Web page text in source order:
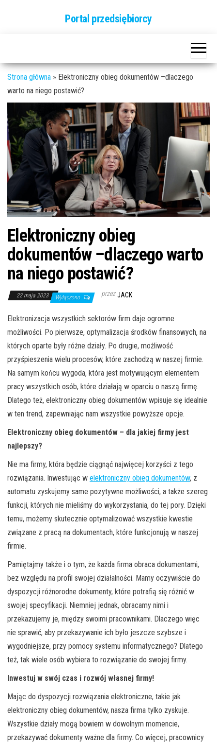
Portal przedsiębiorcy
Strona główna » Elektroniczny obieg dokumentów –dlaczego
warto na niego postawić?
Elektroniczny obieg
dokumentów –dlaczego warto
na niego postawić?
22 maja 2023 Wyłączono przez JACK
Elektronizacja wszystkich sektorów firm daje ogromne
możliwości. Po pierwsze, optymalizacja środków finansowych, na
których oparte były różne działy. Po drugie, możliwość
przyśpieszenia wielu procesów, które zachodzą w naszej firmie.
Na samym końcu wygoda, która jest motywującym elementem
pracy wszystkich osób, które działają w oparciu o naszą firmę.
Dlatego też, elektroniczny obieg dokumentów wpisuje się idealnie
w ten trend, zapewniając nam wszystkie powyższe opcje.
Elektroniczny obieg dokumentów – dla jakiej firmy jest
najlepszy?
Nie ma firmy, która będzie ciągnąć najwięcej korzyści z tego
rozwiązania. Inwestując w elektroniczny obieg dokumentów, z
automatu zyskujemy same pozytywne możliwości, a także szereg
funkcji, których nie mieliśmy do wykorzystania, do tej pory. Dzięki
temu, możemy skutecznie optymalizować wszystkie kwestie
związane z pracą na dokumentach, które funkcjonują w naszej
firmie.
Pamiętajmy także i o tym, że każda firma obraca dokumentami,
bez względu na profil swojej działalności. Mamy oczywiście do
dyspozycji różnorodne dokumenty, które potrafią się różnić w
swojej specyfikacji. Niemniej jednak, obracamy nimi i
przekazujemy je, między swoimi pracownikami. Dlaczego więc
nie sprawić, aby przekazywanie ich było jeszcze szybsze i
wygodniejsze, przy pomocy systemu informatycznego? Dlatego
też, tak wiele osób wybiera to rozwiązanie do swojej firmy.
Inwestuj w swój czas i rozwój własnej firmy!
Mając do dyspozycji rozwiązania elektroniczne, takie jak
elektroniczny obieg dokumentów, nasza firma tylko zyskuje.
Wszystkie działy mogą bowiem w dowolnym momencie,
przekazywać dokumenty ważne dla firmy. Co więcej, pracownicy